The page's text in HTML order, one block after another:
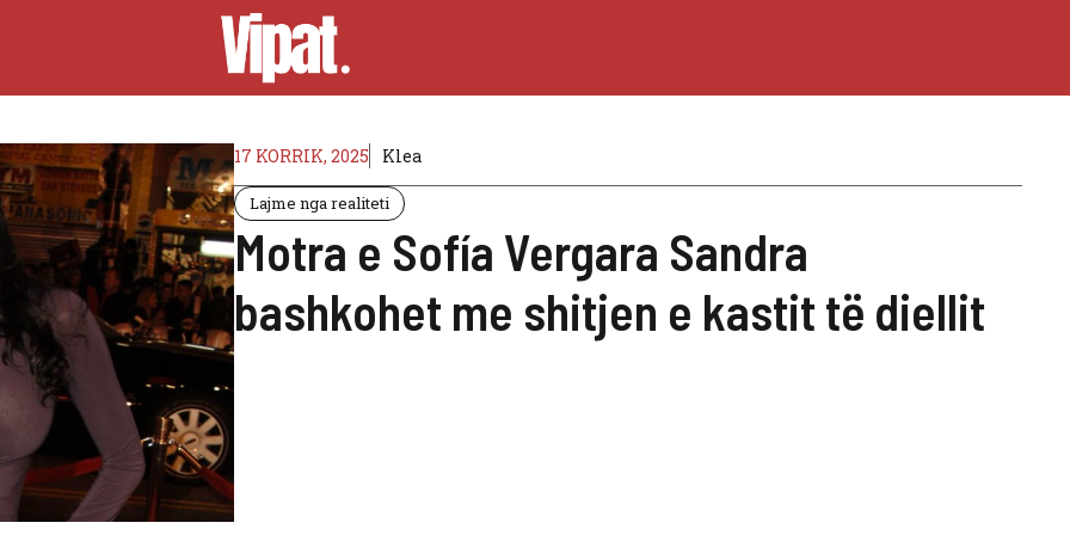
17 KORRIK, 2025 Klea
Lajme nga realiteti
Motra e Sofía Vergara Sandra
bashkohet me shitjen e kastit të diellit